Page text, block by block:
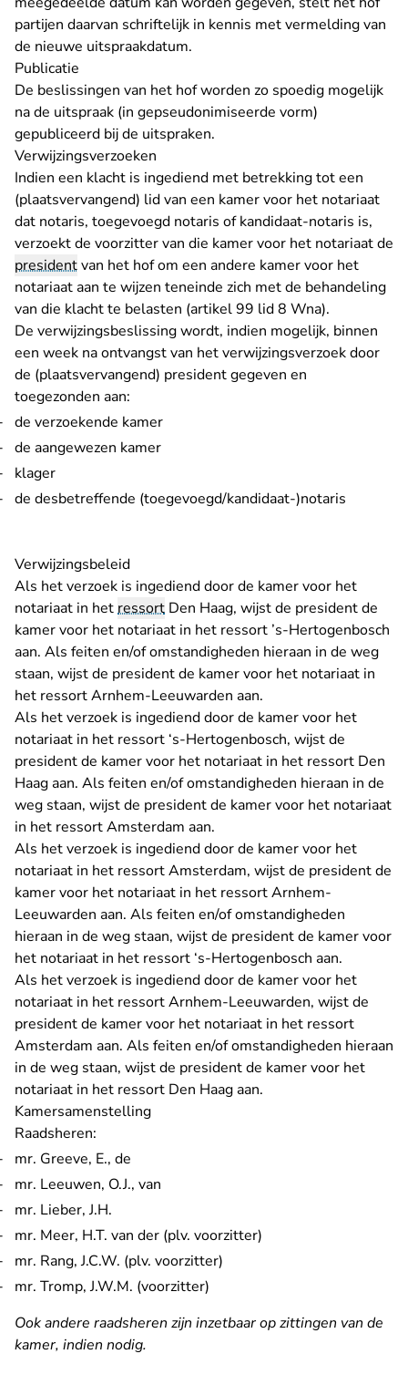
partijen daarvan schriftelijk in kennis met vermelding van
de nieuwe uitspraakdatum.
Publicatie
De beslissingen van het hof worden zo spoedig mogelijk
na de uitspraak (in gepseudonimiseerde vorm)
gepubliceerd bij de uitspraken- U verlaat Rechtspraak.nl
.
Verwijzingsverzoeken
Indien een klacht is ingediend met betrekking tot een
(plaatsvervangend) lid van een kamer voor het notariaat
dat notaris, toegevoegd notaris of kandidaat-notaris is,
verzoekt de voorzitter van die kamer voor het notariaat de
presidentvan het hof om een andere kamer voor het
notariaat aan te wijzen teneinde zich met de behandeling
van die klacht te belasten (artikel 99 lid 8 Wna).
De verwijzingsbeslissing wordt, indien mogelijk, binnen
een week na ontvangst van het verwijzingsverzoek door
de (plaatsvervangend) president gegeven en
toegezonden aan:
de verzoekende kamer
de aangewezen kamer
klager
de desbetreffende (toegevoegd/kandidaat-)notaris
Verwijzingsbeleid
Als het verzoek is ingediend door de kamer voor het
notariaat in hetressort Den Haag, wijst de president de
kamer voor het notariaat in het ressort ’s-Hertogenbosch
aan. Als feiten en/of omstandigheden hieraan in de weg
staan, wijst de president de kamer voor het notariaat in
het ressort Arnhem-Leeuwarden aan.
Als het verzoek is ingediend door de kamer voor het
notariaat in het ressort ‘s-Hertogenbosch, wijst de
president de kamer voor het notariaat in het ressort Den
Haag aan. Als feiten en/of omstandigheden hieraan in de
weg staan, wijst de president de kamer voor het notariaat
in het ressort Amsterdam aan.
Als het verzoek is ingediend door de kamer voor het
notariaat in het ressort Amsterdam, wijst de president de
kamer voor het notariaat in het ressort Arnhem-
Leeuwarden aan. Als feiten en/of omstandigheden
hieraan in de weg staan, wijst de president de kamer voor
het notariaat in het ressort ‘s-Hertogenbosch aan.
Als het verzoek is ingediend door de kamer voor het
notariaat in het ressort Arnhem-Leeuwarden, wijst de
president de kamer voor het notariaat in het ressort
Amsterdam aan. Als feiten en/of omstandigheden hieraan
in de weg staan, wijst de president de kamer voor het
notariaat in het ressort Den Haag aan.
Kamersamenstelling
Raadsheren:
mr. Greeve, E., de
mr. Leeuwen, O.J., van
mr. Lieber, J.H.
mr. Meer, H.T. van der (plv. voorzitter)
mr. Rang, J.C.W. (plv. voorzitter)
mr. Tromp, J.W.M. (voorzitter)
Ook andere raadsheren zijn inzetbaar op zittingen van de
kamer, indien nodig.